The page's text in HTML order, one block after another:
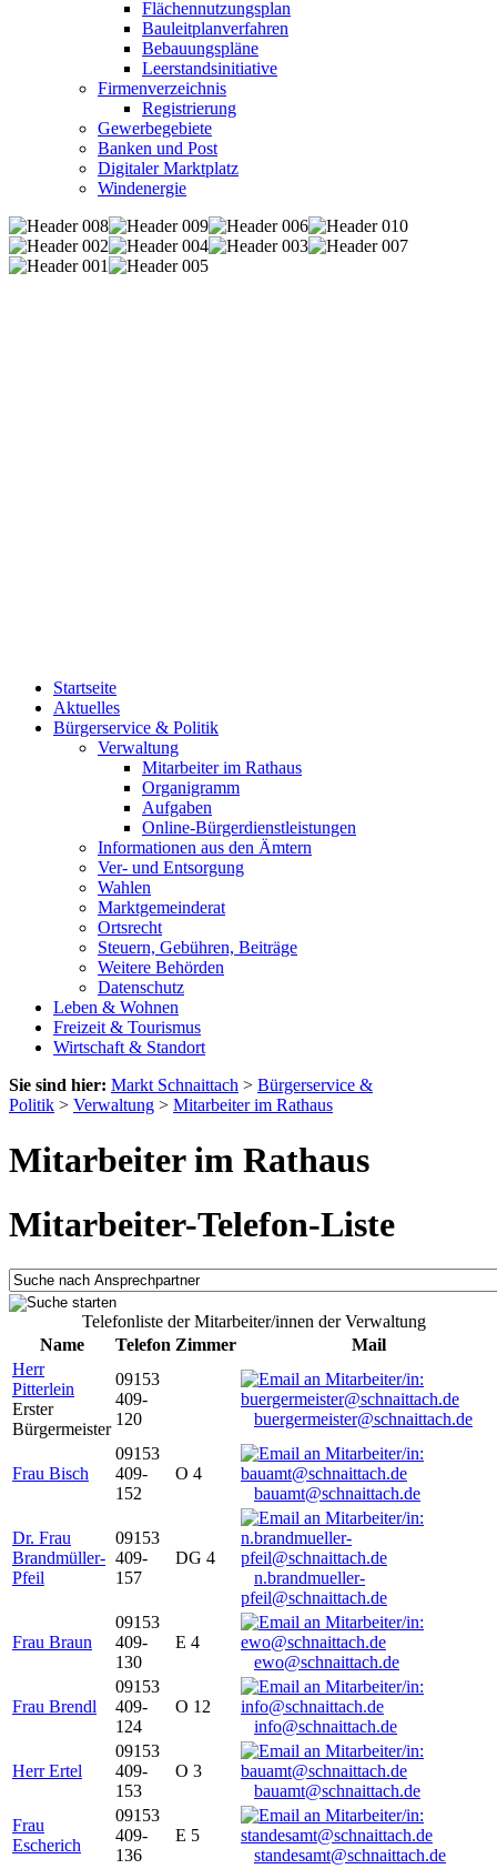
Flächennutzungsplan
Bauleitplanverfahren
Bebauungspläne
Leerstandsinitiative
Firmenverzeichnis
Registrierung
Gewerbegebiete
Banken und Post
Digitaler Marktplatz
Windenergie
Startseite
Aktuelles
Bürgerservice & Politik
Verwaltung
Mitarbeiter im Rathaus
Organigramm
Aufgaben
Online-Bürgerdienstleistungen
Informationen aus den Ämtern
Ver- und Entsorgung
Wahlen
Marktgemeinderat
Ortsrecht
Steuern, Gebühren, Beiträge
Weitere Behörden
Datenschutz
Leben & Wohnen
Freizeit & Tourismus
Wirtschaft & Standort
Sie sind hier: Markt Schnaittach > Bürgerservice &
Politik > Verwaltung > Mitarbeiter im Rathaus
Mitarbeiter im Rathaus
Mitarbeiter-Telefon-Liste
Telefonliste der Mitarbeiter/innen der Verwaltung
Name
Telefon Zimmer
Mail
Herr
Pitterlein
Erster
Bürgermeister
09153
409-
120
buergermeister@schnaittach.de
Frau Bisch
09153
409-
152
O 4
bauamt@schnaittach.de
Dr. Frau
Brandmüller-
Pfeil
09153
409-
157
DG 4
n.brandmueller-
pfeil@schnaittach.de
Frau Braun
09153
409-
130
E 4
ewo@schnaittach.de
Frau Brendl
09153
409-
124
O 12
info@schnaittach.de
Herr Ertel
09153
409-
153
O 3
bauamt@schnaittach.de
Frau
Escherich
09153
409-
136
E 5
standesamt@schnaittach.de